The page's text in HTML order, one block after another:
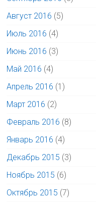
Август 2016 (5)
Июль 2016 (4)
Июнь 2016 (3)
Май 2016 (4)
Апрель 2016 (1)
Март 2016 (2)
Февраль 2016 (8)
Январь 2016 (4)
Декабрь 2015 (3)
Ноябрь 2015 (6)
Октябрь 2015 (7)